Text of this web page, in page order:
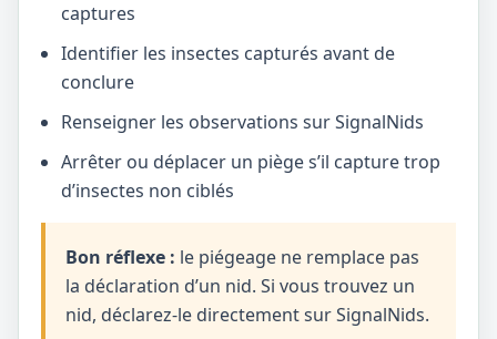
captures
Identifier les insectes capturés avant de
conclure
Renseigner les observations sur SignalNids
Arrêter ou déplacer un piège s’il capture trop
d’insectes non ciblés
Bon réflexe : le piégeage ne remplace pas
la déclaration d’un nid. Si vous trouvez un
nid, déclarez-le directement sur SignalNids.